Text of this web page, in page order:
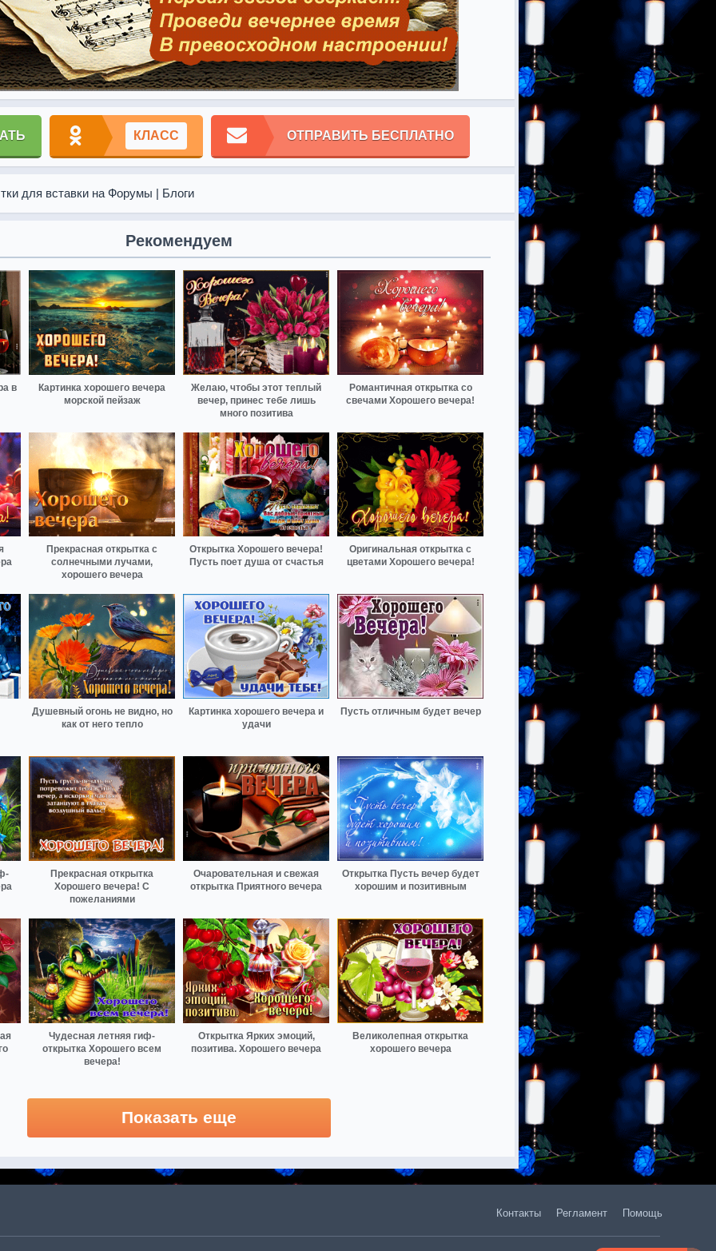
КЛАСС ОТПРАВИТЬ БЕСПЛАТНО
для вставки на Форумы | Блоги
Рекомендуем
в
Картинка хорошего вечера
морской пейзаж
Желаю, чтобы этот теплый
вечер, принес тебе лишь
много позитива
Романтичная открытка со
свечами Хорошего вечера!
Прекрасная открытка с
солнечными лучами,
хорошего вечера
Открытка Хорошего вечера!
Пусть поет душа от счастья
Оригинальная открытка с
цветами Хорошего вечера!
Душевный огонь не видно, но
как от него тепло
Картинка хорошего вечера и
удачи
Пусть отличным будет вечер
Прекрасная открытка
Хорошего вечера! С
пожеланиями
Очаровательная и свежая
открытка Приятного вечера
Открытка Пусть вечер будет
хорошим и позитивным
Чудесная летняя гиф-
открытка Хорошего всем
вечера!
Открытка Ярких эмоций,
позитива. Хорошего вечера
Великолепная открытка
хорошего вечера
Показать еще
Контакты Регламент Помощь